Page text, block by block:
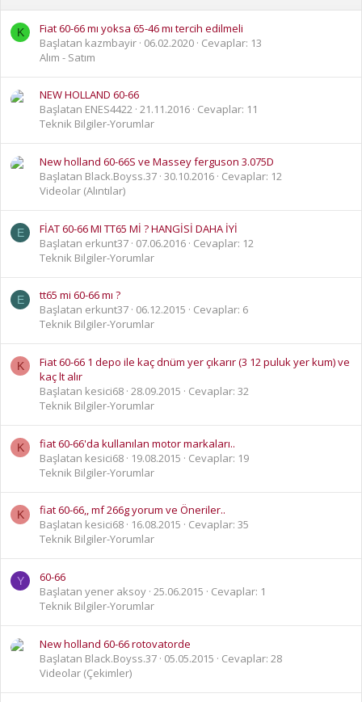
K
Fiat 60-66 mı yoksa 65-46 mı tercih edilmeli
Başlatan kazmbayir 06.02.2020 Cevaplar: 13
Alım - Satım
NEW HOLLAND 60-66
Başlatan ENES4422 21.11.2016 Cevaplar: 11
Teknik Bilgiler-Yorumlar
New holland 60-66S ve Massey ferguson 3.075D
Başlatan Black.Boyss.37 30.10.2016 Cevaplar: 12
Videolar (Alıntılar)
E
FİAT 60-66 MI TT65 Mİ ? HANGİSİ DAHA İYİ
Başlatan erkunt37 07.06.2016 Cevaplar: 12
Teknik Bilgiler-Yorumlar
E
tt65 mi 60-66 mı ?
Başlatan erkunt37 06.12.2015
Cevaplar: 6
Teknik Bilgiler-Yorumlar
K
Fiat 60-66 1 depo ile kaç dnüm yer çıkarır (3 12 puluk yer kum) ve
kaç lt alır
Başlatan kesici68 28.09.2015
Cevaplar: 32
Teknik Bilgiler-Yorumlar
K
fiat 60-66'da kullanılan motor markaları..
Başlatan kesici68
19.08.2015
Cevaplar: 19
Teknik Bilgiler-Yorumlar
K
fiat 60-66,, mf 266g yorum ve Öneriler..
Başlatan kesici68
16.08.2015
Cevaplar: 35
Teknik Bilgiler-Yorumlar
Y
60-66
Başlatan yener aksoy 25.06.2015
Cevaplar: 1
Teknik Bilgiler-Yorumlar
New holland 60-66 rotovatorde
Başlatan Black.Boyss.37 05.05.2015
Cevaplar: 28
Videolar (Çekimler)